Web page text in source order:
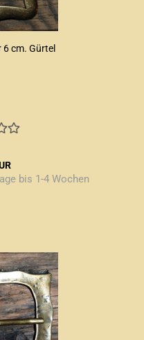
cm. Gürtel
bis 1-4 Wochen